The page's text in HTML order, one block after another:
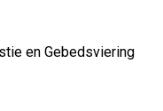
en Gebedsviering